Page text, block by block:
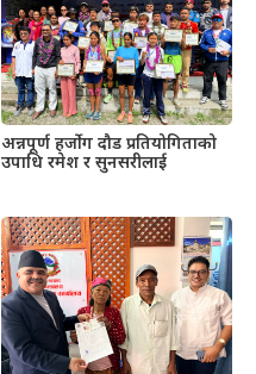
अन्नपूर्ण हर्जोग दौड प्रतियोगिताको
उपाधि रमेश र सुनसरीलाई